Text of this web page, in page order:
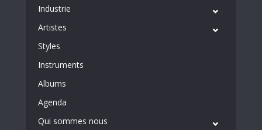
Industrie
Artistes
Styles
Instruments
Albums
Agenda
Qui sommes nous